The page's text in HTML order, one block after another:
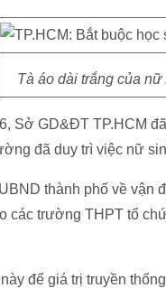
Tà áo dài trắng của
Sở GD&ĐT TP.HCM
đã duy trì việc nữ
thành phố về vận
các trường THPT tổ
để giá trị truyền